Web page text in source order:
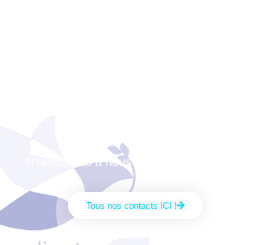
N'hésite pas à nous joindre directement !
Tous nos contacts ICI !